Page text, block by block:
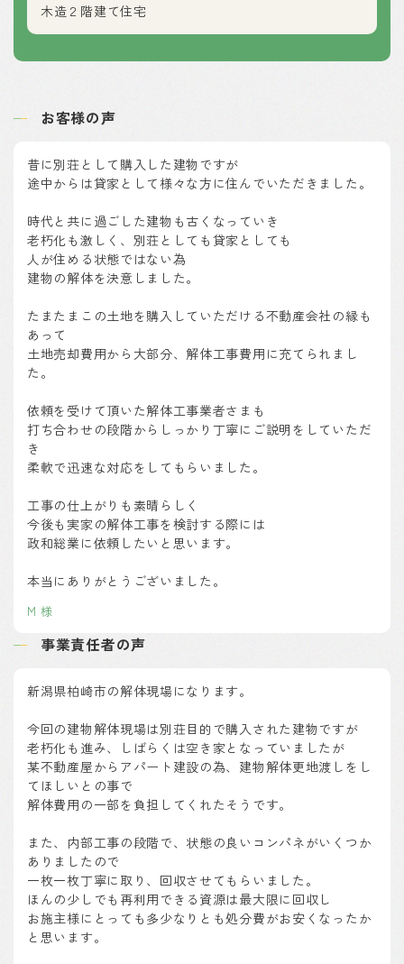
木造２階建て住宅
お客様の声
昔に別荘として購入した建物ですが
途中からは貸家として様々な方に住んでいただきました。
時代と共に過ごした建物も古くなっていき
老朽化も激しく、別荘としても貸家としても
人が住める状態ではない為
建物の解体を決意しました。
たまたまこの土地を購入していただける不動産会社の縁も
あって
土地売却費用から大部分、解体工事費用に充てられまし
た。
依頼を受けて頂いた解体工事業者さまも
打ち合わせの段階からしっかり丁寧にご説明をしていただ
き
柔軟で迅速な対応をしてもらいました。
工事の仕上がりも素晴らしく
今後も実家の解体工事を検討する際には
政和総業に依頼したいと思います。
本当にありがとうございました。
M 様
事業責任者の声
新潟県柏崎市の解体現場になります。
今回の建物解体現場は別荘目的で購入された建物ですが
老朽化も進み、しばらくは空き家となっていましたが
某不動産屋からアパート建設の為、建物解体更地渡しをし
てほしいとの事で
解体費用の一部を負担してくれたそうです。
また、内部工事の段階で、状態の良いコンパネがいくつか
ありましたので
一枚一枚丁寧に取り、回収させてもらいました。
ほんの少しでも再利用できる資源は最大限に回収し
お施主様にとっても多少なりとも処分費がお安くなったか
と思います。